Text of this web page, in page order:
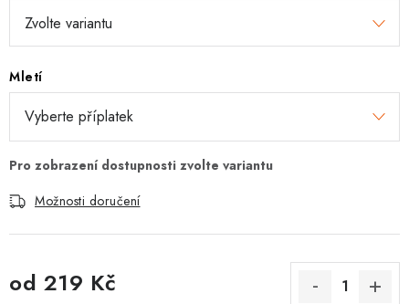
Mletí
Možnosti doručení
od 219 Kč